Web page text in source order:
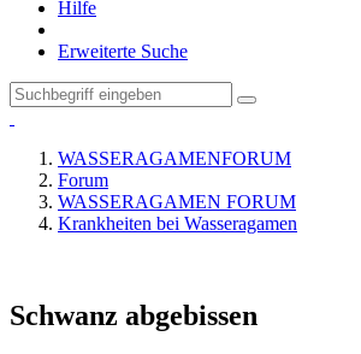
Hilfe
Erweiterte Suche
WASSERAGAMENFORUM
Forum
WASSERAGAMEN FORUM
Krankheiten bei Wasseragamen
Schwanz abgebissen